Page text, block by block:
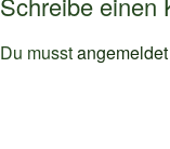
Du musstangemeldet